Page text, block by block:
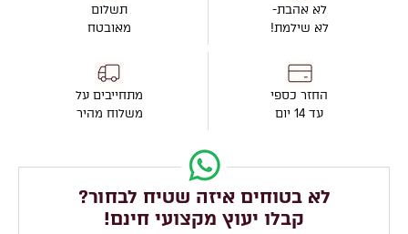
לא אהבת-
לא שילמת!
החזר כספי
עד 14 יום
תשלום
מאובטח
מתחייבים על
משלוח מהיר
לא בטוחים איזה שטיח לבחור?
קבלו יעוץ מקצועי חינם!